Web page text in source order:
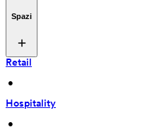
Spazi
Retail
•
Hospitality
•